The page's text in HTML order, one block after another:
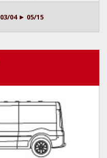
03/04 ► 05/15